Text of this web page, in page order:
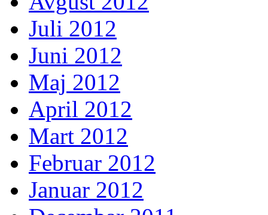
Juli 2012
Juni 2012
Maj 2012
April 2012
Mart 2012
Februar 2012
Januar 2012